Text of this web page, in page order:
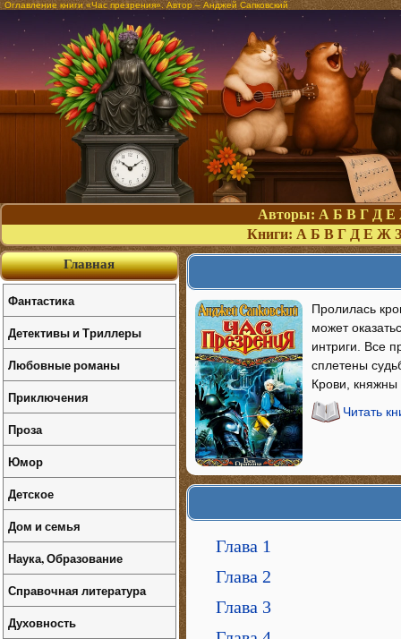
Оглавление книги «Час презрения». Автор – Анджей Сапковский
Авторы: А Б В Г Д Е
Книги: А Б В Г Д Е Ж З
Пролилась
может
интриги. Все
сплетены
Крови,
Читать
Глава 1
Глава 2
Глава 3
Главная
Фантастика
Детективы и Триллеры
Любовные романы
Приключения
Проза
Юмор
Детское
Дом и семья
Наука, Образование
Справочная литература
Духовность